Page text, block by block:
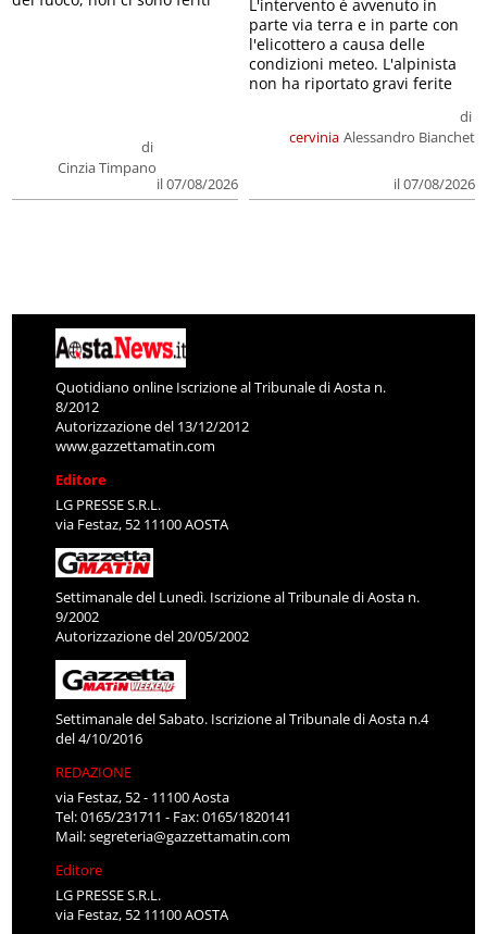
di
Cinzia Timpano
il 07/08/2026
cervinia
di
Alessandro Bianchet
il 07/08/2026
L'intervento è avvenuto in
parte via terra e in parte con
l'elicottero a causa delle
condizioni meteo. L'alpinista
non ha riportato gravi ferite
Quotidiano online Iscrizione al Tribunale di Aosta n.
8/2012
Autorizzazione del 13/12/2012
www.gazzettamatin.com
Editore
LG PRESSE S.R.L.
via Festaz, 52 11100 AOSTA
Settimanale del Lunedì. Iscrizione al Tribunale di Aosta n.
9/2002
Autorizzazione del 20/05/2002
Settimanale del Sabato. Iscrizione al Tribunale di Aosta n.4
del 4/10/2016
REDAZIONE
via Festaz, 52 - 11100 Aosta
Tel: 0165/231711 - Fax: 0165/1820141
Mail:segreteria@gazzettamatin.com
Editore
LG PRESSE S.R.L.
via Festaz, 52 11100 AOSTA